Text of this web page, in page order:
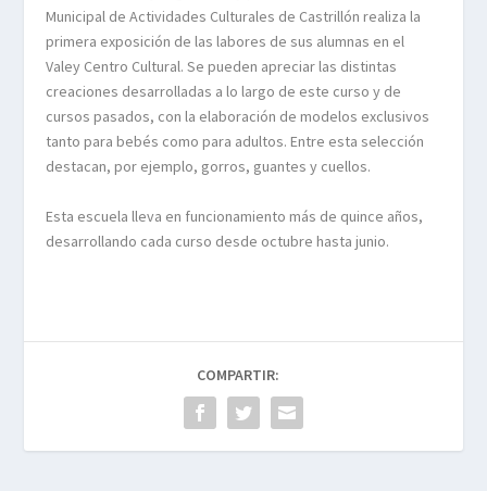
Municipal de Actividades Culturales de Castrillón realiza la
primera exposición de las labores de sus alumnas en el
Valey Centro Cultural. Se pueden apreciar las distintas
creaciones desarrolladas a lo largo de este curso y de
cursos pasados, con la elaboración de modelos exclusivos
tanto para bebés como para adultos. Entre esta selección
destacan, por ejemplo, gorros, guantes y cuellos.
Esta escuela lleva en funcionamiento más de quince años,
desarrollando cada curso desde octubre hasta junio.
COMPARTIR: